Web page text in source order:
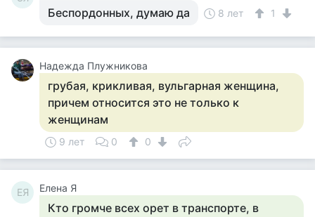
Беспордонных, думаю да 8 лет 1
Надежда Плужникова
грубая, крикливая, вульгарная женщина,
причем относится это не только к
женщинам
9 лет 0 0
ЕЯ Елена Я
Кто громче всех орет в транспорте, в